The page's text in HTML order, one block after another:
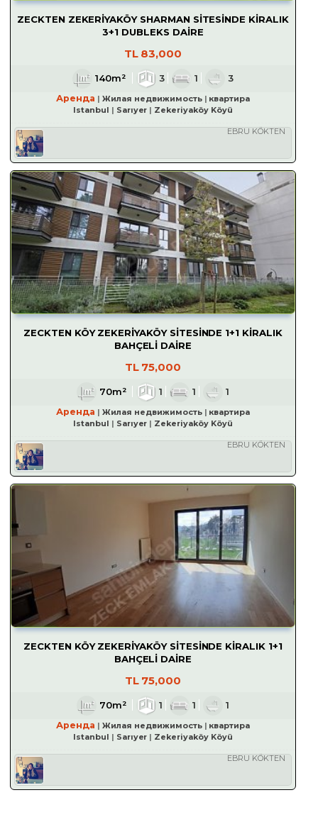
ZECKTEN ZEKERİYAKÖY SHARMAN SİTESİNDE KİRALIK
3+1 DUBLEKS DAİRE
TL83,000
140m² 3 1 3
Аренда Жилая недвижимость
квартира
Istanbul
Sarıyer Zekeriyaköy Köyü
EBRU KÖKTEN
ZECKTEN KÖY ZEKERİYAKÖY SİTESİNDE 1+1 KİRALIK
BAHÇELİ DAİRE
TL75,000
70m² 1 1 1
Аренда Жилая недвижимость
квартира
Istanbul
Sarıyer Zekeriyaköy Köyü
EBRU KÖKTEN
ZECKTEN KÖY ZEKERİYAKÖY SİTESİNDE KİRALIK 1+1
BAHÇELİ DAİRE
TL75,000
70m² 1 1 1
Аренда Жилая недвижимость
квартира
Istanbul
Sarıyer Zekeriyaköy Köyü
EBRU KÖKTEN